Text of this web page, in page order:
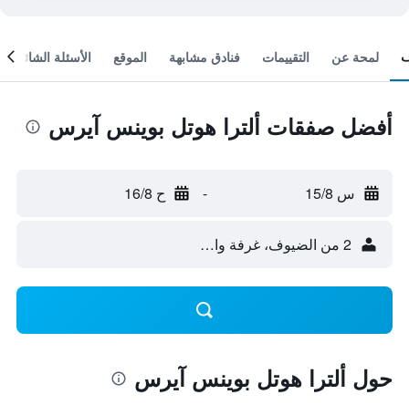
لمحة عن التقييمات فنادق مشابهة الموقع الأسئلة الشائعة
أفضل صفقات ألترا هوتل بوينس آيرس
س 15/8 - ح 16/8
2 من الضيوف، غرفة واحدة
حول ألترا هوتل بوينس آيرس